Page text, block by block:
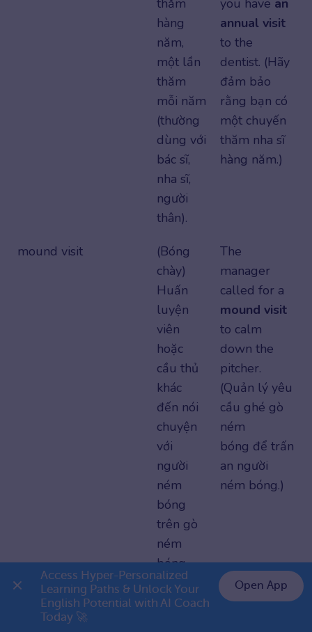
hàng
năm,
một lần
thăm
mỗi năm
(thường
dùng với
bác sĩ,
nha sĩ,
người
thân).
annual visit
to the
dentist. (Hãy
đảm bảo
rằng bạn có
một chuyến
thăm nha sĩ
hàng năm.)
mound visit
(Bóng
chày)
Huấn
luyện
viên
hoặc
cầu thủ
khác
đến nói
chuyện
với
người
ném
bóng
trên gò
ném
bóng.
The
manager
called for a
mound visit
to calm
down the
pitcher.
(Quản lý yêu
cầu ghé gò
ném
bóng để trấn
an người
ném bóng.)
courtesy visit
Một
The new
👉 Premium 1 năm chỉ 799K
Access Hyper-Personalized
Learning Paths & Unlock Your
English Potential with AI Coach
Today 🚀
Open App